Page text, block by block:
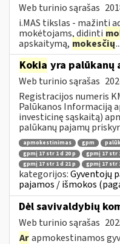
Web turinio sąrašas
i.MAS tikslas - mažinti
mokėtojams, didinti
apskaitymą, mokesčių
Kokia yra palūkanų
Web turinio sąrašas
Registracijos numeris
Palūkanos Informaciją
investicinę sąskaitą)
palūkanų pajamų
apmokestinimas gpm
gpmį 17 str 1 d 20 p
gpmį 17 str
gpmį 17 str 1 d 21 p
gpmį 17 str
kategorijos:Gyventojų
pajamos / išmokos
Dėl savivaldybių
Web turinio sąrašas
Arapmokestinamos